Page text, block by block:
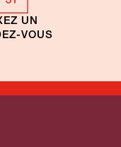
UN
VOUS